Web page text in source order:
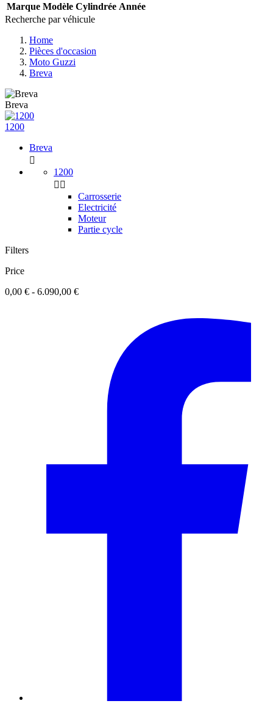
Marque Modèle Cylindrée Année
Recherche par véhicule
Home
Pièces d'occasion
Moto Guzzi
Breva
Breva
1200
Breva

1200
 
Carrosserie
Electricité
Moteur
Partie cycle
Filters
Price
0,00 € - 6.090,00 €